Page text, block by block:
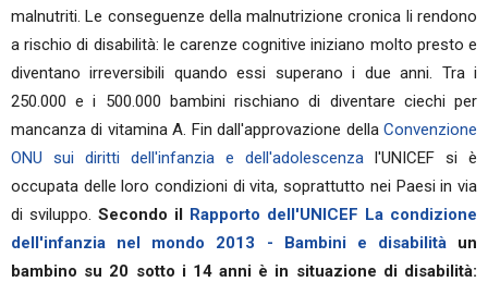
malnutriti. Le conseguenze della malnutrizione cronica li rendono
a rischio di disabilità: le carenze cognitive iniziano molto presto e
diventano irreversibili quando essi superano i due anni. Tra i
250.000 e i 500.000 bambini rischiano di diventare ciechi per
mancanza di vitamina A. Fin dall'approvazione della Convenzione
ONU sui diritti dell'infanzia e dell'adolescenza l'UNICEF si è
occupata delle loro condizioni di vita, soprattutto nei Paesi in via
di sviluppo. Secondo il Rapporto dell'UNICEF La condizione
dell'infanzia nel mondo 2013 - Bambini e disabilitàun
bambino su 20 sotto i 14 anni è in situazione di disabilità: